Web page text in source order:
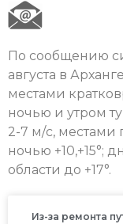
По сообщению
августа в
местами
ночью и утром
2-7 м/с, местами
ночью +10,+15°;
области до +17°.
Из-за ремонта